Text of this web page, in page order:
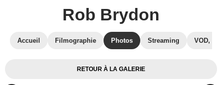
Rob Brydon
Accueil Filmographie Photos Streaming VOD,
RETOUR À LA GALERIE